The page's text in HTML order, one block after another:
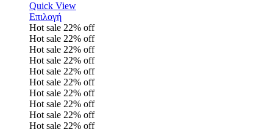
Quick View
Επιλογή
Hot sale 22% off
Hot sale 22% off
Hot sale 22% off
Hot sale 22% off
Hot sale 22% off
Hot sale 22% off
Hot sale 22% off
Hot sale 22% off
Hot sale 22% off
Hot sale 22% off